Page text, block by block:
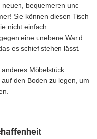
neuen, bequemeren und
Sie können diesen Tisch
nicht einfach
eine unebene Wand
es schief stehen lässt.
Möbelstück
den Boden zu legen, um